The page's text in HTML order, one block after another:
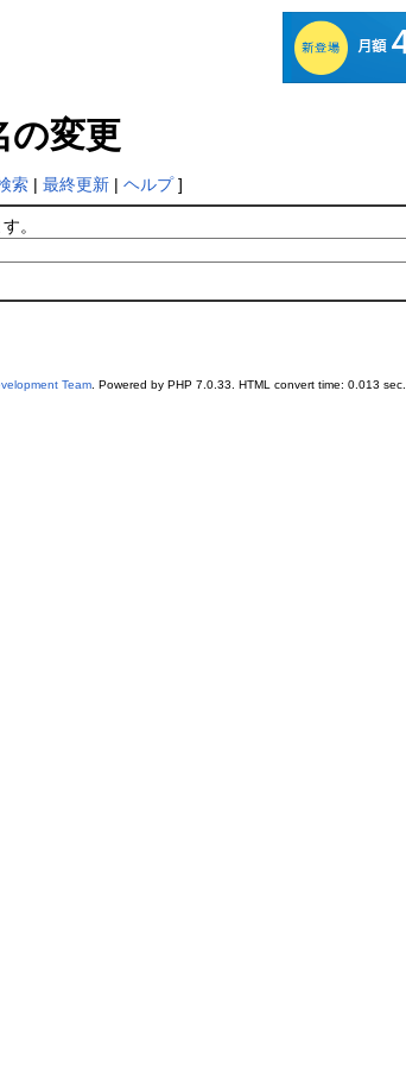
の変更
索 | 最終更新 | ヘルプ]
。
Team. Powered by PHP 7.0.33. HTML convert time: 0.013 sec.